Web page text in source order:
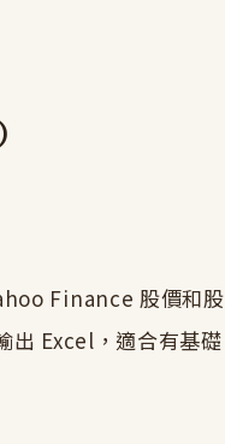
Finance 股價和
出 Excel，適合有基